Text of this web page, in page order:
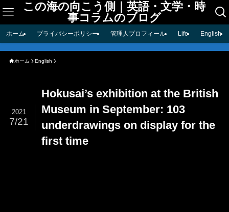
この海の向こう側｜英語・文学・時
事コラムのブログ
ホーム プライバシーポリシー 管理人プロフィール Life English
ホーム English
Hokusai’s exhibition at the British
Museum in September: 103
underdrawings on display for the
first time
2021
7/21